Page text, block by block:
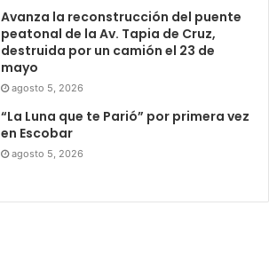
Avanza la reconstrucción del puente
peatonal de la Av. Tapia de Cruz,
destruida por un camión el 23 de
mayo
agosto 5, 2026
“La Luna que te Parió” por primera vez
en Escobar
agosto 5, 2026